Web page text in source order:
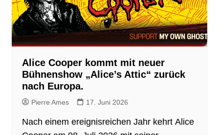
Alice Cooper kommt mit neuer
Bühnenshow „Alice’s Attic“ zurück
nach Europa.
Pierre Ames 17. Juni 2026
Nach einem ereignisreichen Jahr kehrt Alice